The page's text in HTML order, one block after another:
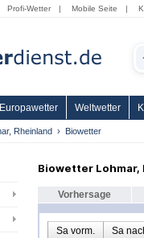
Profi-Wetter | Mobile Seite |
Europawetter Weltwetter
Rheinland Biowetter
Biowetter Lohmar,
Vorhersage
Sa vorm. Sa